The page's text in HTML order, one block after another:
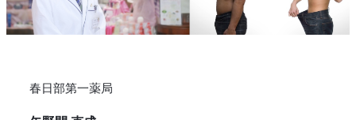
春日部第一薬局